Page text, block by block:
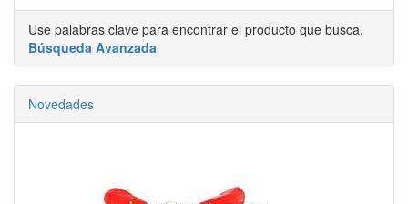
Use palabras clave para encontrar el producto que busca.
Búsqueda Avanzada
Novedades